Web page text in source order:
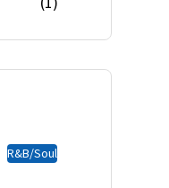
R&B/Soul